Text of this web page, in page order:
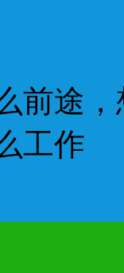
前途
工作